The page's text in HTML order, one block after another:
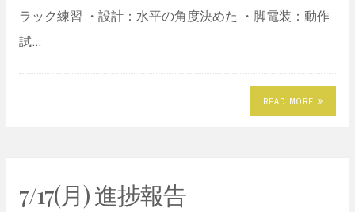
ラック練習 ・設計：水平の角度決めた ・脚電装：動作
試…
READ MORE
7/17(月) 進捗報告